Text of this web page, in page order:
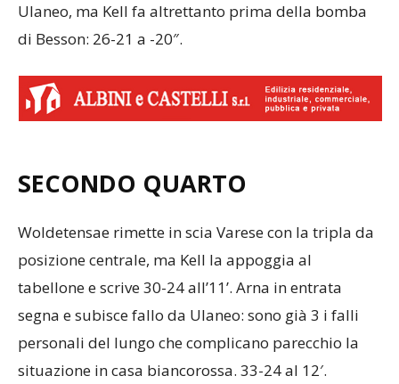
Ulaneo, ma Kell fa altrettanto prima della bomba
di Besson: 26-21 a -20″.
SECONDO QUARTO
Woldetensae rimette in scia Varese con la tripla da
posizione centrale, ma Kell la appoggia al
tabellone e scrive 30-24 all’11’. Arna in entrata
segna e subisce fallo da Ulaneo: sono già 3 i falli
personali del lungo che complicano parecchio la
situazione in casa biancorossa. 33-24 al 12′.